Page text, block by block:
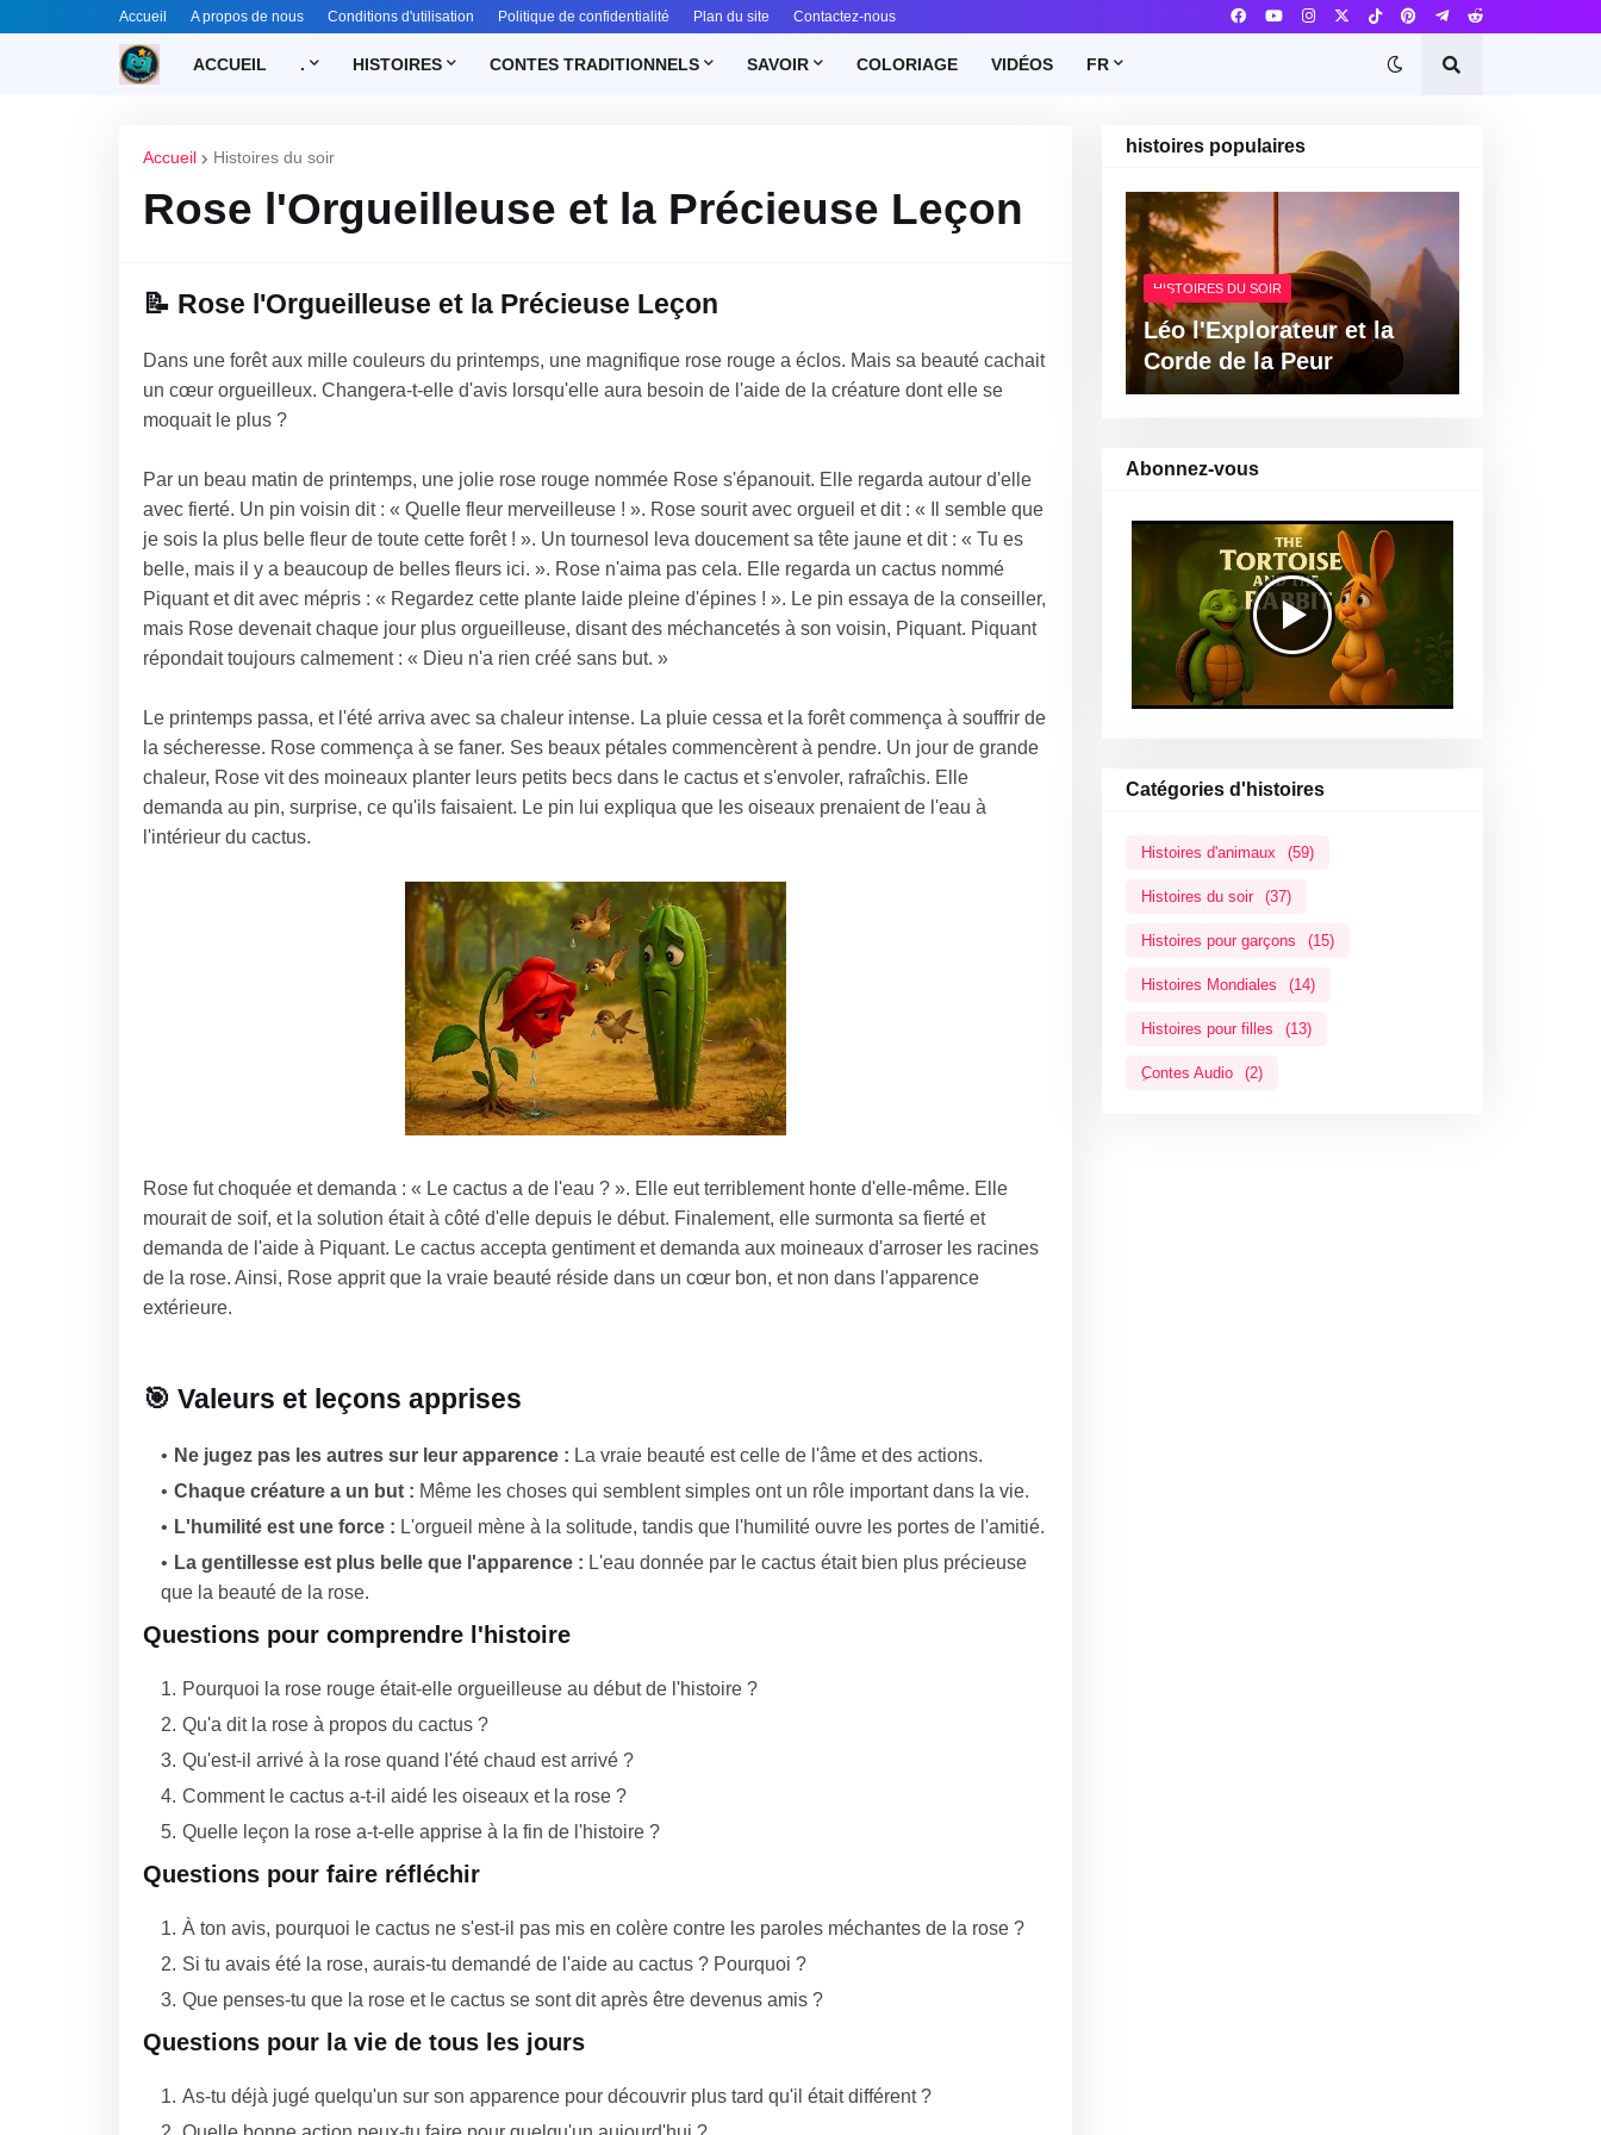
Accueil A propos de nous Conditions d'utilisation Politique de confidentialité Plan du site Contactez-nous
ACCUEIL . HISTOIRES CONTES TRADITIONNELS SAVOIR COLORIAGE VIDÉOS FR
Accueil Histoires du soir
Rose l'Orgueilleuse et la Précieuse Leçon
📝 Rose l'Orgueilleuse et la Précieuse Leçon
Dans une forêt aux mille couleurs du printemps, une magnifique rose rouge a éclos. Mais sa beauté cachait
un cœur orgueilleux. Changera-t-elle d'avis lorsqu'elle aura besoin de l'aide de la créature dont elle se
moquait le plus ?
Par un beau matin de printemps, une jolie rose rouge nommée Rose s'épanouit. Elle regarda autour d'elle
avec fierté. Un pin voisin dit : « Quelle fleur merveilleuse ! ». Rose sourit avec orgueil et dit : « Il semble que
je sois la plus belle fleur de toute cette forêt ! ». Un tournesol leva doucement sa tête jaune et dit : « Tu es
belle, mais il y a beaucoup de belles fleurs ici. ». Rose n'aima pas cela. Elle regarda un cactus nommé
Piquant et dit avec mépris : « Regardez cette plante laide pleine d'épines ! ». Le pin essaya de la conseiller,
mais Rose devenait chaque jour plus orgueilleuse, disant des méchancetés à son voisin, Piquant. Piquant
répondait toujours calmement : « Dieu n'a rien créé sans but. »
Le printemps passa, et l'été arriva avec sa chaleur intense. La pluie cessa et la forêt commença à souffrir de
la sécheresse. Rose commença à se faner. Ses beaux pétales commencèrent à pendre. Un jour de grande
chaleur, Rose vit des moineaux planter leurs petits becs dans le cactus et s'envoler, rafraîchis. Elle
demanda au pin, surprise, ce qu'ils faisaient. Le pin lui expliqua que les oiseaux prenaient de l'eau à
l'intérieur du cactus.
Rose fut choquée et demanda : « Le cactus a de l'eau ? ». Elle eut terriblement honte d'elle-même. Elle
mourait de soif, et la solution était à côté d'elle depuis le début. Finalement, elle surmonta sa fierté et
demanda de l'aide à Piquant. Le cactus accepta gentiment et demanda aux moineaux d'arroser les racines
de la rose. Ainsi, Rose apprit que la vraie beauté réside dans un cœur bon, et non dans l'apparence
extérieure.
🎯 Valeurs et leçons apprises
Ne jugez pas les autres sur leur apparence : La vraie beauté est celle de l'âme et des actions.
Chaque créature a un but : Même les choses qui semblent simples ont un rôle important dans la vie.
L'humilité est une force : L'orgueil mène à la solitude, tandis que l'humilité ouvre les portes de l'amitié.
La gentillesse est plus belle que l'apparence : L'eau donnée par le cactus était bien plus précieuse
que la beauté de la rose.
Questions pour comprendre l'histoire
Pourquoi la rose rouge était-elle orgueilleuse au début de l'histoire ?
Qu'a dit la rose à propos du cactus ?
Qu'est-il arrivé à la rose quand l'été chaud est arrivé ?
Comment le cactus a-t-il aidé les oiseaux et la rose ?
Quelle leçon la rose a-t-elle apprise à la fin de l'histoire ?
Questions pour faire réfléchir
À ton avis, pourquoi le cactus ne s'est-il pas mis en colère contre les paroles méchantes de la rose ?
Si tu avais été la rose, aurais-tu demandé de l'aide au cactus ? Pourquoi ?
Que penses-tu que la rose et le cactus se sont dit après être devenus amis ?
Questions pour la vie de tous les jours
As-tu déjà jugé quelqu'un sur son apparence pour découvrir plus tard qu'il était différent ?
histoires populaires
HISTOIRES DU SOIR
Léo l'Explorateur et la
Corde de la Peur
Abonnez-vous
Catégories d'histoires
Histoires d'animaux (59)
Histoires du soir (37)
Histoires pour garçons (15)
Histoires Mondiales (14)
Histoires pour filles (13)
ِContes Audio (2)